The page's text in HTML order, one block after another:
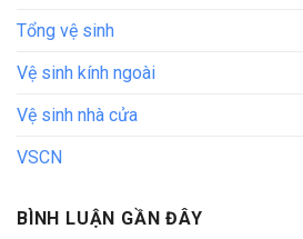
Tổng vệ sinh
Vệ sinh kính ngoài
Vệ sinh nhà cửa
VSCN
BÌNH LUẬN GẦN ĐÂY